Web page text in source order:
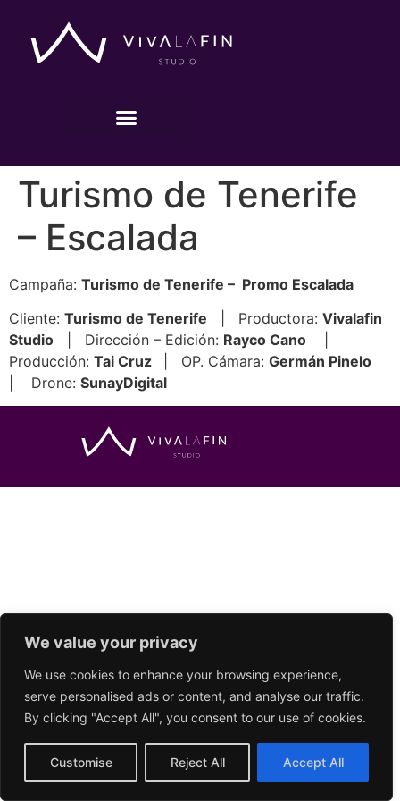
We value your privacy
We use cookies to enhance your browsing experience,
serve personalised ads or content, and analyse our traffic.
By clicking "Accept All", you consent to our use of cookies.
Customise Reject All Accept All
Turismo de Tenerife
– Escalada
Campaña: Turismo de Tenerife – Promo Escalada
Cliente: Turismo de Tenerife | Productora: Vivalafin
Studio | Dirección – Edición: Rayco Cano
Producción: Tai Cruz | OP. Cámara: Germán Pinelo
| Drone: SunayDigital